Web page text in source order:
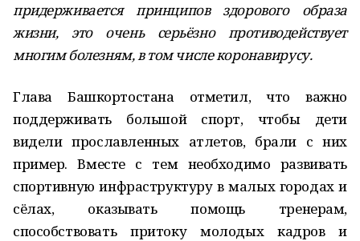
придерживается принципов здорового образа
жизни, это очень серьёзно противодействует
многим болезням, в том числе коронавирусу.
Глава Башкортостана отметил, что важно
поддерживать большой спорт, чтобы дети
видели прославленных атлетов, брали с них
пример. Вместе с тем необходимо развивать
спортивную инфраструктуру в малых городах и
сёлах, оказывать помощь тренерам,
способствовать притоку молодых кадров и